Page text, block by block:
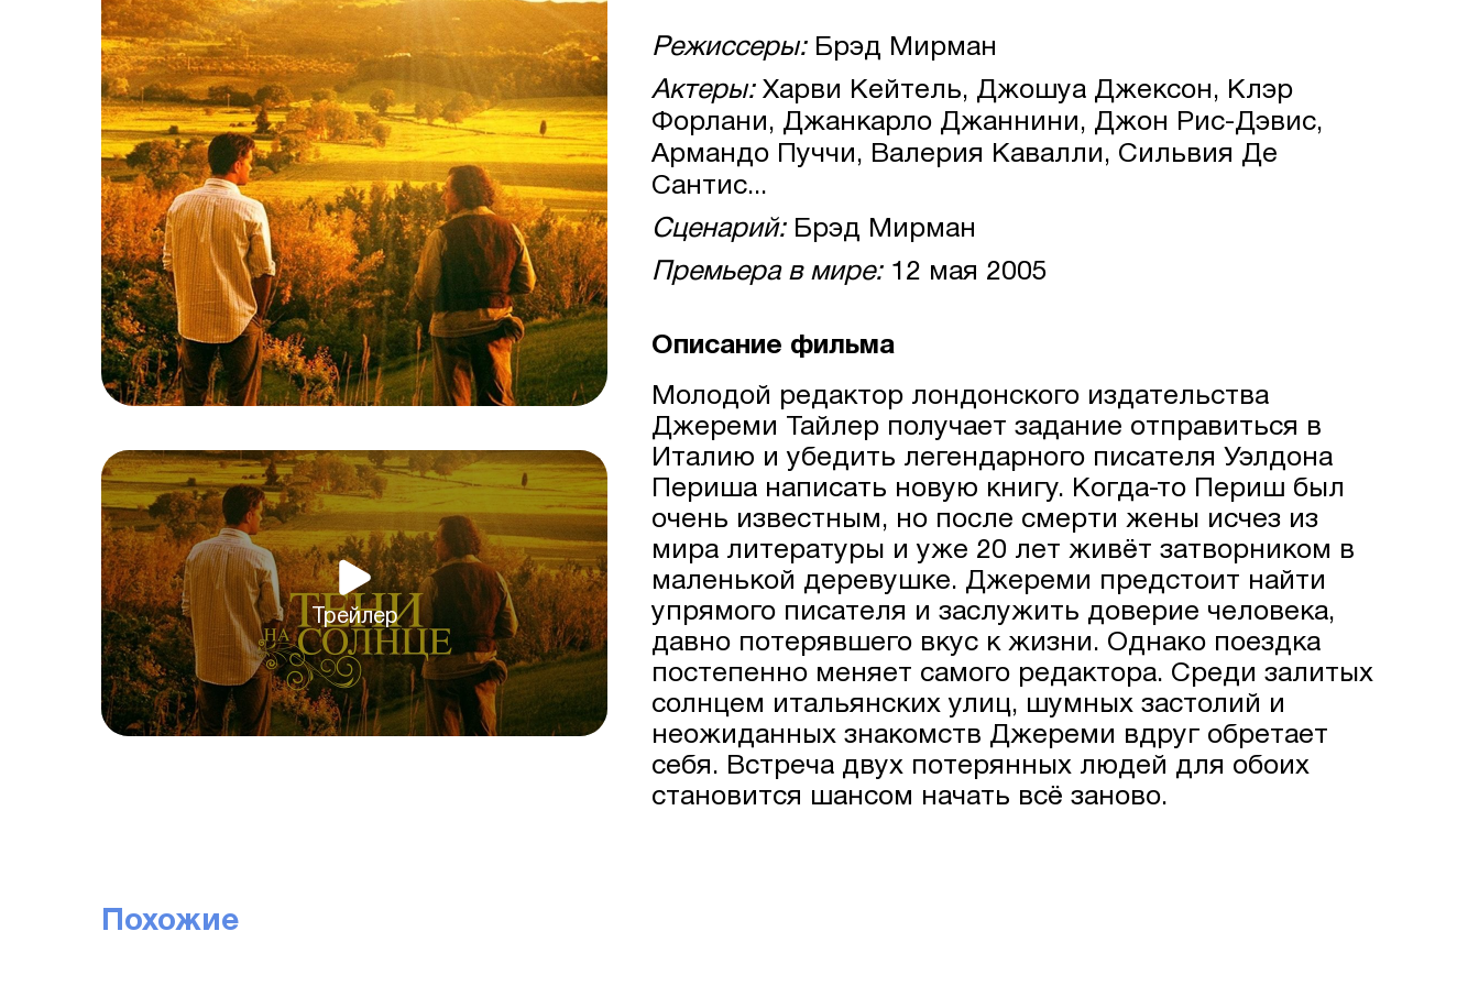
Трейлер
Режиссеры:Брэд Мирман
Актеры:Харви Кейтель, Джошуа Джексон, Клэр
Форлани, Джанкарло Джаннини, Джон Рис-Дэвис,
Армандо Пуччи, Валерия Кавалли, Сильвия Де
Сантис...
Сценарий:Брэд Мирман
Премьера в мире:12 мая 2005
Описание фильма
Молодой редактор лондонского издательства
Джереми Тайлер получает задание отправиться в
Италию и убедить легендарного писателя Уэлдона
Периша написать новую книгу. Когда-то Периш был
очень известным, но после смерти жены исчез из
мира литературы и уже 20 лет живёт затворником в
маленькой деревушке. Джереми предстоит найти
упрямого писателя и заслужить доверие человека,
давно потерявшего вкус к жизни. Однако поездка
постепенно меняет самого редактора. Среди залитых
солнцем итальянских улиц, шумных застолий и
неожиданных знакомств Джереми вдруг обретает
себя. Встреча двух потерянных людей для обоих
становится шансом начать всё заново.
Похожие